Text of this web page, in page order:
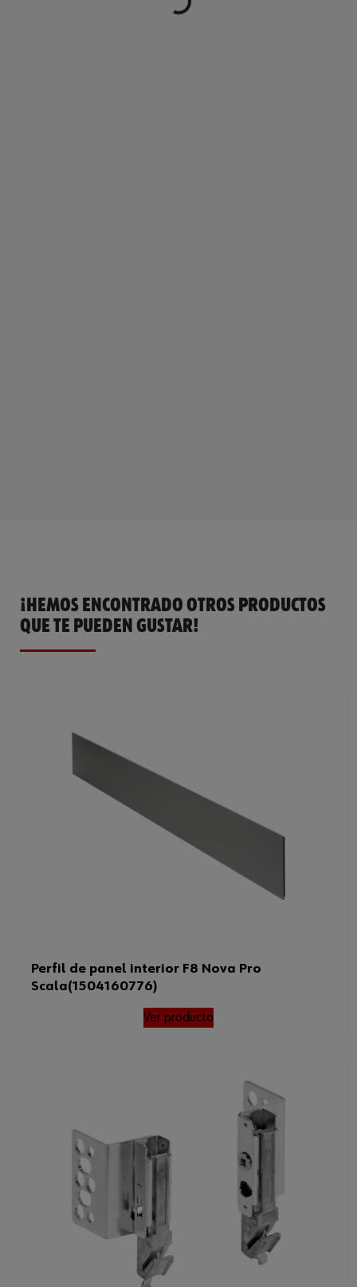
¡HEMOS ENCONTRADO OTROS PRODUCTOS
QUE TE PUEDEN GUSTAR!
Perfil de panel interior F8 Nova Pro
Scala(1504160776)
Ver producto